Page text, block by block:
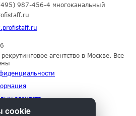
987-456-4 многоканальный
агентство в Москве. Все
агентств
cookie